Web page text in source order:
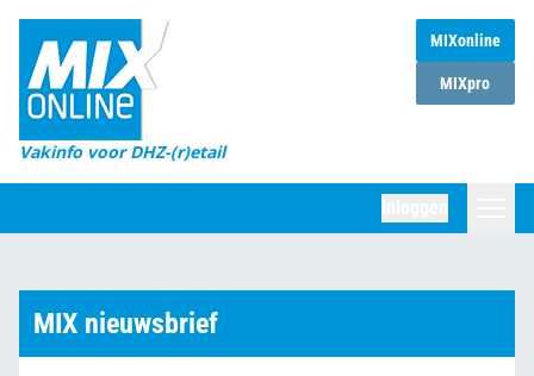
MIXonline
MIXpro
Vakinfo voor DHZ-(r)etail
Home
Magazines
DHZ Sessie
Marktcijfers
MIX nieuwsbrief